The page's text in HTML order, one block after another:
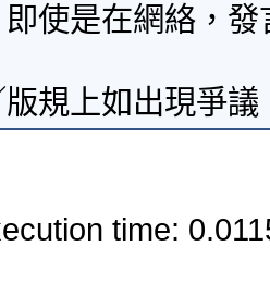
使是在網絡，
規上如出現爭
time: